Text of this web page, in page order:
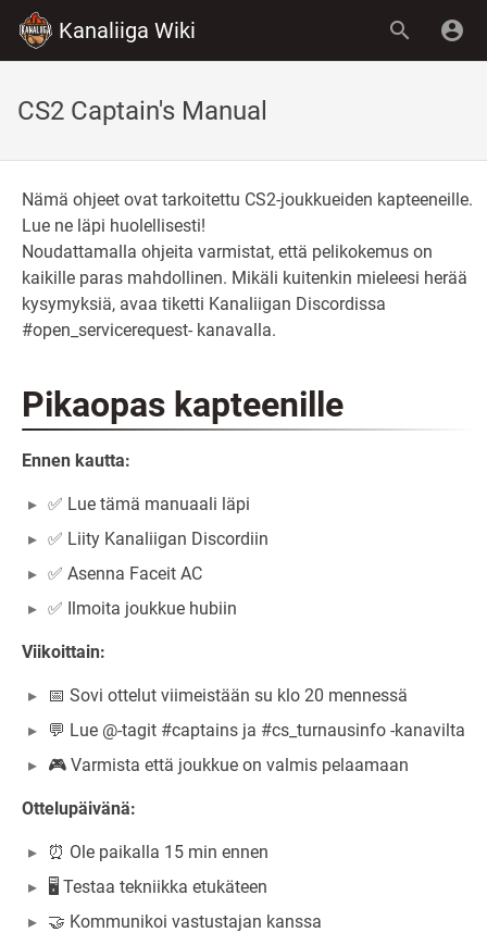
Kanaliiga Wiki
CS2 Captain's Manual
Nämä ohjeet ovat tarkoitettu CS2-joukkueiden kapteeneille.
Lue ne läpi huolellisesti!
Noudattamalla ohjeita varmistat, että pelikokemus on
kaikille paras mahdollinen. Mikäli kuitenkin mieleesi herää
kysymyksiä, avaa tiketti Kanaliigan Discordissa
#open_servicerequest- kanavalla.
Pikaopas kapteenille
Ennen kautta:
✅ Lue tämä manuaali läpi
✅ Liity Kanaliigan Discordiin
✅ Asenna Faceit AC
✅ Ilmoita joukkue hubiin
Viikoittain:
📅 Sovi ottelut viimeistään su klo 20 mennessä
💬 Lue @-tagit #captains ja #cs_turnausinfo -kanavilta
🎮 Varmista että joukkue on valmis pelaamaan
Ottelupäivänä:
⏰ Ole paikalla 15 min ennen
🖥️ Testaa tekniikka etukäteen
🤝 Kommunikoi vastustajan kanssa